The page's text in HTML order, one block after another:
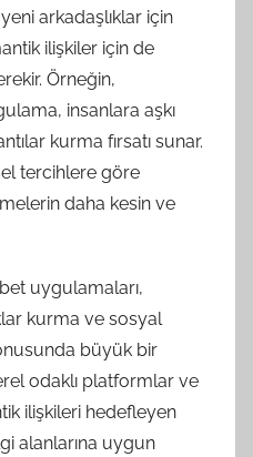
arkadaşlıklar için
ilişkiler için de
Örneğin,
insanlara aşkı
kurma fırsatı sunar.
tercihlere göre
daha kesin ve
uygulamaları,
kurma ve sosyal
büyük bir
odaklı platformlar ve
ilişkileri hedefleyen
alanlarına uygun